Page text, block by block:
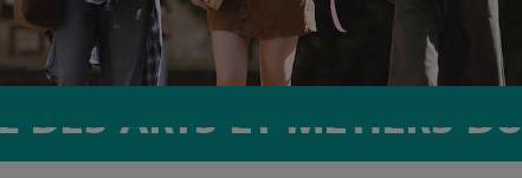
DES ARTS ET MÉTIERS